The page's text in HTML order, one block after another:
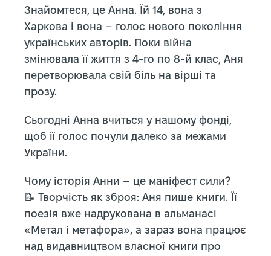
Знайомтеся, це Анна. Їй 14, вона з
Харкова і вона – голос нового покоління
українських авторів. Поки війна
змінювала її життя з 4-го по 8-й клас, Аня
перетворювала свій біль на вірші та
прозу.
Сьогодні Анна вчиться у нашому фонді,
щоб її голос почули далеко за межами
України.
Чому історія Анни – це маніфест сили?
📝 Творчість як зброя: Аня пише книги. Її
поезія вже надрукована в альманасі
«Метал і метафора», а зараз вона працює
над видавництвом власної книги про